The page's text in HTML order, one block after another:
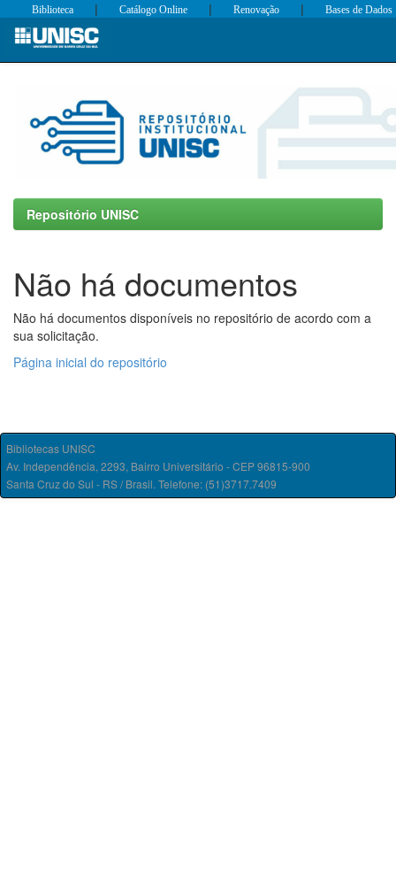
Skip
Biblioteca | Catálogo Online | Renovação | Bases de Dados
Repositório UNISC
Não há documentos
Não há documentos disponíveis no repositório de acordo com a
sua solicitação.
Página inicial do repositório
Bibliotecas UNISC
Av. Independência, 2293, Bairro Universitário - CEP 96815-900
Santa Cruz do Sul - RS / Brasil. Telefone: (51)3717.7409